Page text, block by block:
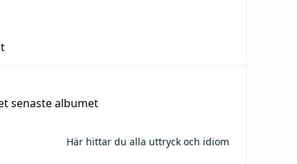
senaste albumet
Här hittar du alla uttryck och idiom